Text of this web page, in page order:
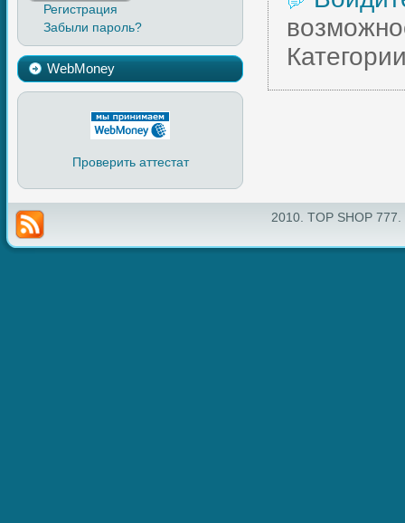
Регистрация
Забыли пароль?
WebMoney
Проверить аттестат
2010. TOP SHOP 777.